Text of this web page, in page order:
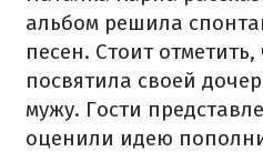
альбом решила
песен. Стоит
посвятила своей
мужу. Гости
оценили идею